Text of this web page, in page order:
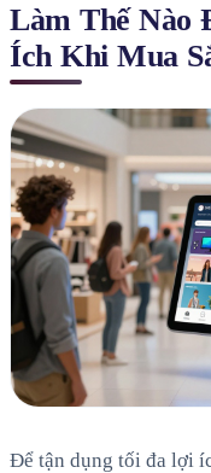
Làm Thế Nào
Ích Khi Mua
Để tận dụng tối đa lợi